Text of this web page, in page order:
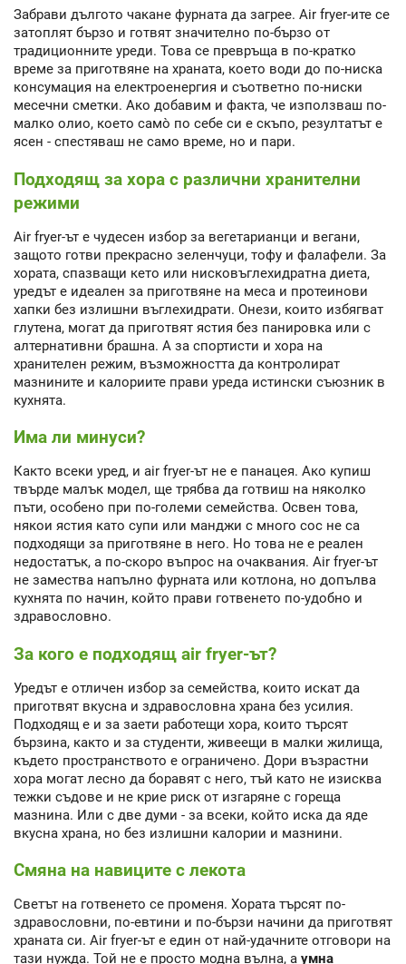
Забрави дългото чакане фурната да загрее. Air fryer-ите се
затоплят бързо и готвят значително по-бързо от
традиционните уреди. Това се превръща в по-кратко
време за приготвяне на храната, което води до по-ниска
консумация на електроенергия и съответно по-ниски
месечни сметки. Ако добавим и факта, че използваш по-
малко олио, което самò по себе си е скъпо, резултатът е
ясен - спестяваш не само време, но и пари.
Подходящ за хора с различни хранителни
режими
Air fryer-ът е чудесен избор за вегетарианци и вегани,
защото готви прекрасно зеленчуци, тофу и фалафели. За
хората, спазващи кето или нисковъглехидратна диета,
уредът е идеален за приготвяне на меса и протеинови
хапки без излишни въглехидрати. Онези, които избягват
глутена, могат да приготвят ястия без панировка или с
алтернативни брашна. А за спортисти и хора на
хранителен режим, възможността да контролират
мазнините и калориите прави уреда истински съюзник в
кухнята.
Има ли минуси?
Както всеки уред, и air fryer-ът не е панацея. Ако купиш
твърде малък модел, ще трябва да готвиш на няколко
пъти, особено при по-големи семейства. Освен това,
някои ястия като супи или манджи с много сос не са
подходящи за приготвяне в него. Но това не е реален
недостатък, а по-скоро въпрос на очаквания. Air fryer-ът
не замества напълно фурната или котлона, но допълва
кухнята по начин, който прави готвенето по-удобно и
здравословно.
За кого е подходящ air fryer-ът?
Уредът е отличен избор за семейства, които искат да
приготвят вкусна и здравословна храна без усилия.
Подходящ е и за заети работещи хора, които търсят
бързина, както и за студенти, живеещи в малки жилища,
където пространството е ограничено. Дори възрастни
хора могат лесно да боравят с него, тъй като не изисква
тежки съдове и не крие риск от изгаряне с гореща
мазнина. Или с две думи - за всеки, който иска да яде
вкусна храна, но без излишни калории и мазнини.
Смяна на навиците с лекота
Светът на готвенето се променя. Хората търсят по-
здравословни, по-евтини и по-бързи начини да приготвят
храната си. Air fryer-ът е един от най-удачните отговори на
тази нужда. Той не е просто модна вълна, а умна